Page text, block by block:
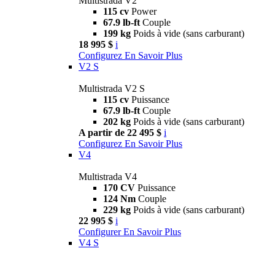
115 cv Power
67.9 lb-ft Couple
199 kg Poids à vide (sans carburant)
18 995 $ i
Configurez En Savoir Plus
V2 S
Multistrada V2 S
115 cv Puissance
67.9 lb-ft Couple
202 kg Poids à vide (sans carburant)
A partir de 22 495 $ i
Configurez En Savoir Plus
V4
Multistrada V4
170 CV Puissance
124 Nm Couple
229 kg Poids à vide (sans carburant)
22 995 $ i
Configurer En Savoir Plus
V4 S